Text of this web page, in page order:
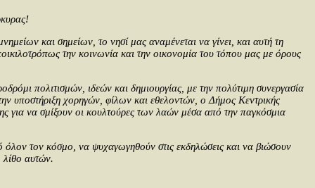
και σημείων, το νησί μας αναμένεται να γίνει, και αυτή τη
την κοινωνία και την οικονομία του τόπου μας με όρους
πολιτισμών, ιδεών και δημιουργίας, με την πολύτιμη συνεργασία
υποστήριξη χορηγών, φίλων και εθελοντών, ο Δήμος Κεντρικής
για να σμίξουν οι κουλτούρες των λαών μέσα από την παγκόσμια
τον κόσμο, να ψυχαγωγηθούν στις εκδηλώσεις και να βιώσουν
λίθο αυτών.